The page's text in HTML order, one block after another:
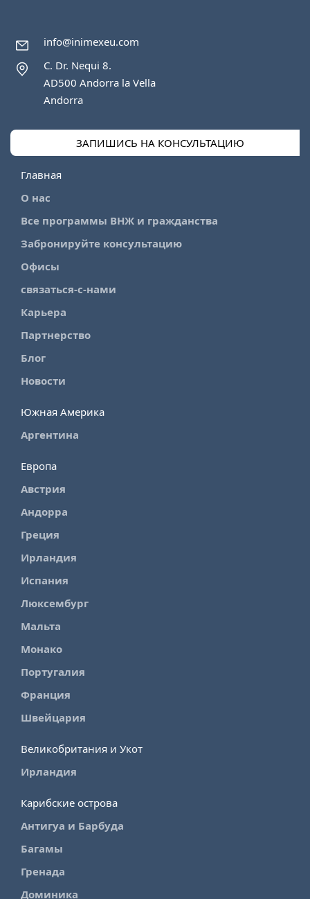
info@inimexeu.com
C. Dr. Nequi 8.
AD500 Andorra la Vella
Andorra
ЗАПИШИСЬ НА КОНСУЛЬТАЦИЮ
Главная
О нас
Все программы ВНЖ и гражданства
Забронируйте консультацию
Офисы
связаться-с-нами
Карьера
Партнерство
Блог
Новости
Южная Америка
Аргентина
Европа
Австрия
Андорра
Греция
Ирландия
Испания
Люксембург
Мальта
Монако
Португалия
Франция
Швейцария
Великобритания и Укот
Ирландия
Карибские острова
Антигуа и Барбуда
Багамы
Гренада
Доминика